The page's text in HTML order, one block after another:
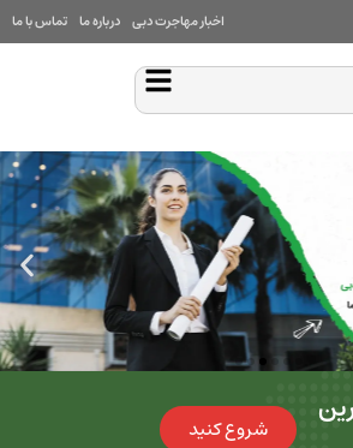
درباره ما تماس با ما
شروع کنید